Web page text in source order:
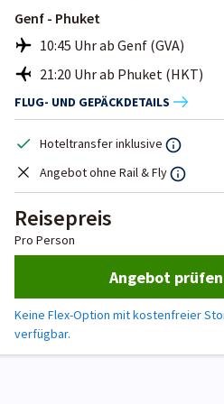
Genf - Phuket
10:45 Uhr ab Genf (GVA)
21:20 Uhr ab Phuket (HKT)
FLUG- UND GEPÄCKDETAILS
Hoteltransfer inklusive
Angebot ohne Rail & Fly
Reisepreis
Pro Person
Angebot prüfen
Keine Flex-Option mit kostenfreier
verfügbar.